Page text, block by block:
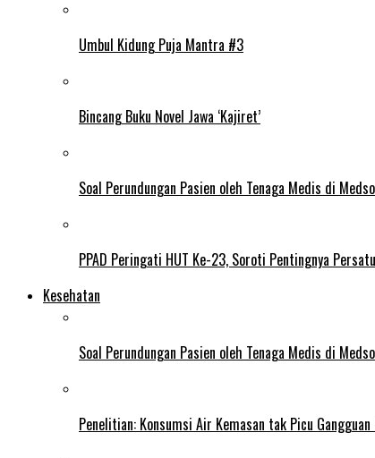
Umbul Kidung Puja Mantra #3
Bincang Buku Novel Jawa ‘Kajiret’
Soal Perundungan Pasien oleh Tenaga Medis di
PPAD Peringati HUT Ke-23, Soroti Pentingnya
Kesehatan
Soal Perundungan Pasien oleh Tenaga Medis di
Penelitian: Konsumsi Air Kemasan tak Picu